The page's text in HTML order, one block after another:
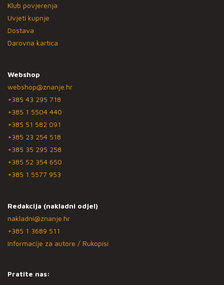
Klub povjerenja
Uvjeti kupnje
Dostava
Darovna kartica
Webshop
webshop@znanje.hr
+385 43 295 718
+385 1 5504 440
+385 51 582 091
+385 23 254 518
+385 35 295 258
+385 52 354 650
+385 1 5577 953
Redakcija (nakladni odjel)
nakladni@znanje.hr
+385 1 3689 511
Informacije za autore / Rukopisi
Pratite nas: